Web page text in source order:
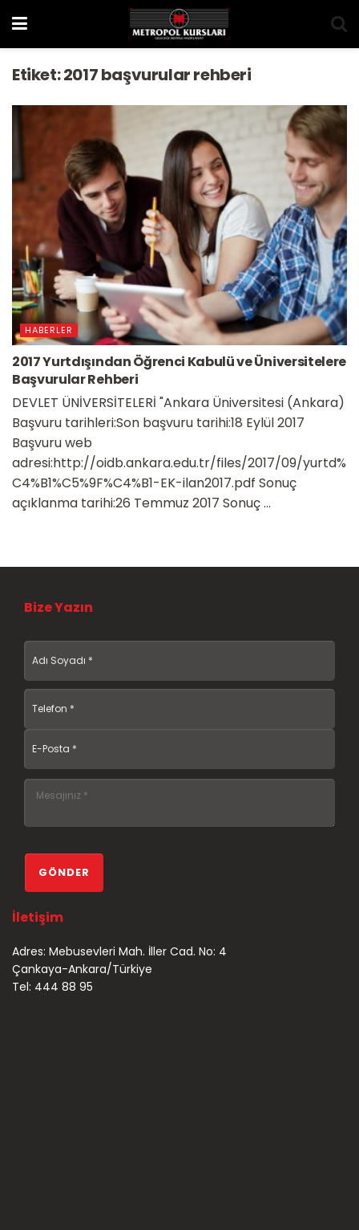
Etiket:2017 başvurular rehberi
HABERLER
2017 Yurtdışından Öğrenci Kabulü ve Üniversitelere
Başvurular Rehberi
DEVLET ÜNİVERSİTELERİ "Ankara Üniversitesi (Ankara)
Başvuru tarihleri:Son başvuru tarihi:18 Eylül 2017
Başvuru web
adresi:http://oidb.ankara.edu.tr/files/2017/09/yurtd%
C4%B1%C5%9F%C4%B1-EK-ilan2017.pdf Sonuç
açıklanma tarihi:26 Temmuz 2017 Sonuç ...
Bize Yazın
İletişim
Adres: Mebusevleri Mah. İller Cad. No: 4
Çankaya-Ankara/Türkiye
Tel: 444 88 95